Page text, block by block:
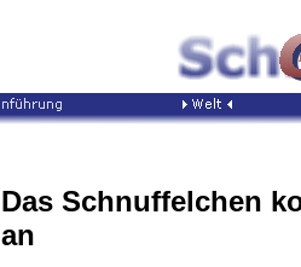
Das Schnuffelchen
an